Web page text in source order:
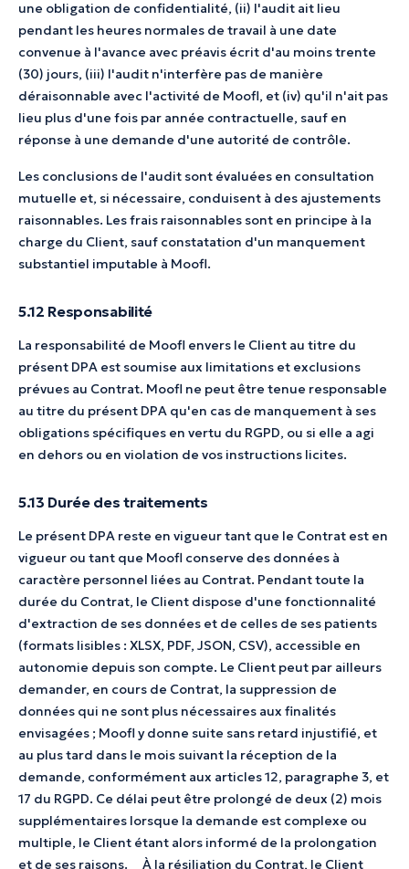
une obligation de confidentialité, (ii) l'audit ait lieu
pendant les heures normales de travail à une date
convenue à l'avance avec préavis écrit d'au moins trente
(30) jours, (iii) l'audit n'interfère pas de manière
déraisonnable avec l'activité de Moofl, et (iv) qu'il n'ait pas
lieu plus d'une fois par année contractuelle, sauf en
réponse à une demande d'une autorité de contrôle.
Les conclusions de l'audit sont évaluées en consultation
mutuelle et, si nécessaire, conduisent à des ajustements
raisonnables. Les frais raisonnables sont en principe à la
charge du Client, sauf constatation d'un manquement
substantiel imputable à Moofl.
5.12 Responsabilité
La responsabilité de Moofl envers le Client au titre du
présent DPA est soumise aux limitations et exclusions
prévues au Contrat. Moofl ne peut être tenue responsable
au titre du présent DPA qu'en cas de manquement à ses
obligations spécifiques en vertu du RGPD, ou si elle a agi
en dehors ou en violation de vos instructions licites.
5.13 Durée des traitements
Le présent DPA reste en vigueur tant que le Contrat est en
vigueur ou tant que Moofl conserve des données à
caractère personnel liées au Contrat. Pendant toute la
durée du Contrat, le Client dispose d'une fonctionnalité
d'extraction de ses données et de celles de ses patients
(formats lisibles : XLSX, PDF, JSON, CSV), accessible en
autonomie depuis son compte. Le Client peut par ailleurs
demander, en cours de Contrat, la suppression de
données qui ne sont plus nécessaires aux finalités
envisagées ; Moofl y donne suite sans retard injustifié, et
au plus tard dans le mois suivant la réception de la
demande, conformément aux articles 12, paragraphe 3, et
17 du RGPD. Ce délai peut être prolongé de deux (2) mois
supplémentaires lorsque la demande est complexe ou
multiple, le Client étant alors informé de la prolongation
et de ses raisons. À la résiliation du Contrat, le Client